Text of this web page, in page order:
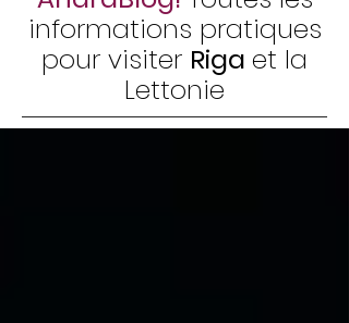
informations pratiques
pour visiter Riga et la
Lettonie